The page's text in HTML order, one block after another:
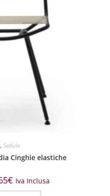
, Sedute
Cinghie elastiche
€ Iva Inclusa